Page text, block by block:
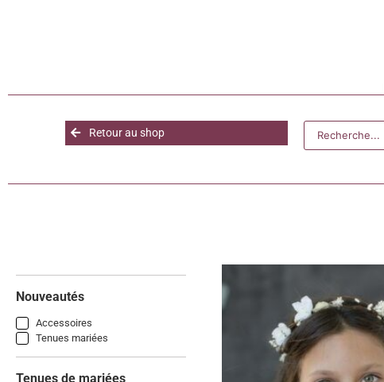
Retour au shop
Nouveautés
Accessoires
Tenues mariées
Tenues de mariées